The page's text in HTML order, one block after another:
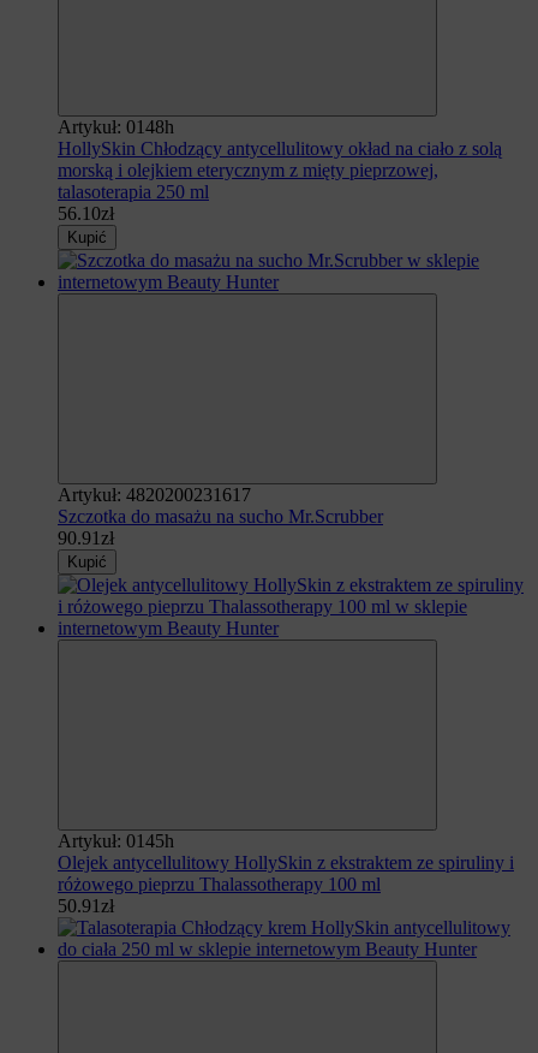
Artykuł: 0148h
HollySkin Chłodzący antycellulitowy okład na ciało z solą
morską i olejkiem eterycznym z mięty pieprzowej,
talasoterapia 250 ml
56.10zł
Kupić
Artykuł: 4820200231617
Szczotka do masażu na sucho Mr.Scrubber
90.91zł
Kupić
Artykuł: 0145h
Olejek antycellulitowy HollySkin z ekstraktem ze spiruliny i
różowego pieprzu Thalassotherapy 100 ml
50.91zł